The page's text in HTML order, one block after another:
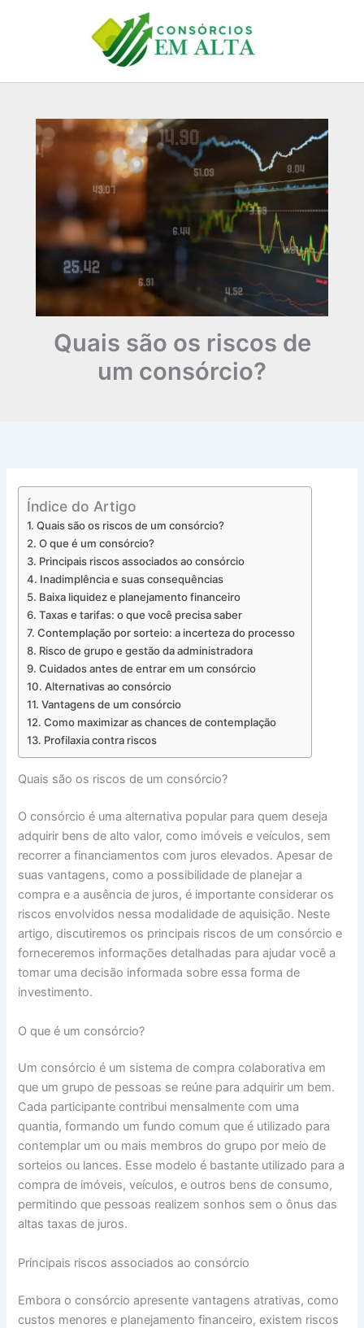
Quais são os riscos de
um consórcio?
Índice do Artigo
Quais são os riscos de um consórcio?
O que é um consórcio?
Principais riscos associados ao consórcio
Inadimplência e suas consequências
Baixa liquidez e planejamento financeiro
Taxas e tarifas: o que você precisa saber
Contemplação por sorteio: a incerteza do processo
Risco de grupo e gestão da administradora
Cuidados antes de entrar em um consórcio
Alternativas ao consórcio
Vantagens de um consórcio
Como maximizar as chances de contemplação
Profilaxia contra riscos
Quais são os riscos de um consórcio?
O consórcio é uma alternativa popular para quem deseja
adquirir bens de alto valor, como imóveis e veículos, sem
recorrer a financiamentos com juros elevados. Apesar de
suas vantagens, como a possibilidade de planejar a
compra e a ausência de juros, é importante considerar os
riscos envolvidos nessa modalidade de aquisição. Neste
artigo, discutiremos os principais riscos de um consórcio e
forneceremos informações detalhadas para ajudar você a
tomar uma decisão informada sobre essa forma de
investimento.
O que é um consórcio?
Um consórcio é um sistema de compra colaborativa em
que um grupo de pessoas se reúne para adquirir um bem.
Cada participante contribui mensalmente com uma
quantia, formando um fundo comum que é utilizado para
contemplar um ou mais membros do grupo por meio de
sorteios ou lances. Esse modelo é bastante utilizado para a
compra de imóveis, veículos, e outros bens de consumo,
permitindo que pessoas realizem sonhos sem o ônus das
altas taxas de juros.
Principais riscos associados ao consórcio
Embora o consórcio apresente vantagens atrativas, como
custos menores e planejamento financeiro, existem riscos